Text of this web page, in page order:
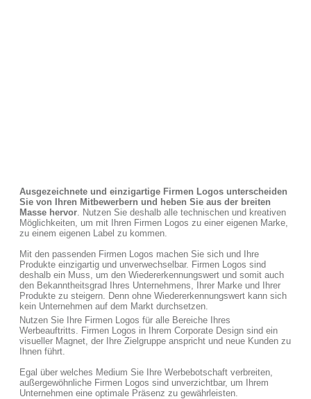
Ausgezeichnete und einzigartige Firmen Logos unterscheiden
Sie von Ihren Mitbewerbern und heben Sie aus der breiten
Masse hervor. Nutzen Sie deshalb alle technischen und kreativen
Möglichkeiten, um mit Ihren Firmen Logos zu einer eigenen Marke,
zu einem eigenen Label zu kommen.
Mit den passenden Firmen Logos machen Sie sich und Ihre
Produkte einzigartig und unverwechselbar. Firmen Logos sind
deshalb ein Muss, um den Wiedererkennungswert und somit auch
den Bekanntheitsgrad Ihres Unternehmens, Ihrer Marke und Ihrer
Produkte zu steigern. Denn ohne Wiedererkennungswert kann sich
kein Unternehmen auf dem Markt durchsetzen.
Nutzen Sie Ihre Firmen Logos für alle Bereiche Ihres
Werbeauftritts. Firmen Logos in Ihrem Corporate Design sind ein
visueller Magnet, der Ihre Zielgruppe anspricht und neue Kunden zu
Ihnen führt.
Egal über welches Medium Sie Ihre Werbebotschaft verbreiten,
außergewöhnliche Firmen Logos sind unverzichtbar, um Ihrem
Unternehmen eine optimale Präsenz zu gewährleisten.